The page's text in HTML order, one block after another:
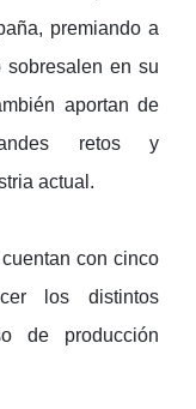
premiando a
en su
aportan de
retos y
actual.
con cinco
los distintos
de producción